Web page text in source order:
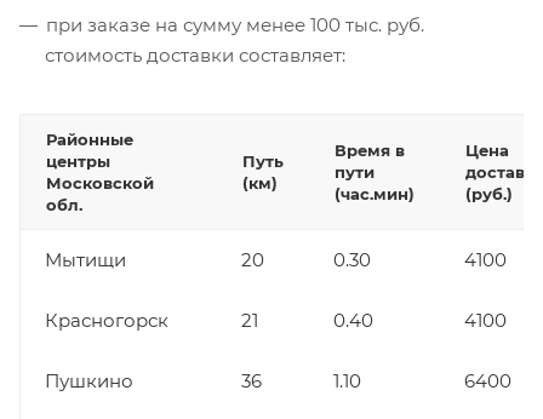
при заказе на сумму менее 100 тыс. руб.
стоимость доставки составляет:
Районные
центры
Московской
обл.
Путь
(км)
Время в
пути
(час.мин)
Цена
(руб.)
Мытищи 20 0.30 4100
Красногорск 21 0.40 4100
Пушкино 36 1.10 6400